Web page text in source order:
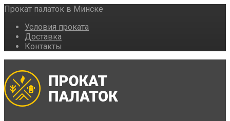
Прокат палаток в Минске
Условия проката
Доставка
Контакты